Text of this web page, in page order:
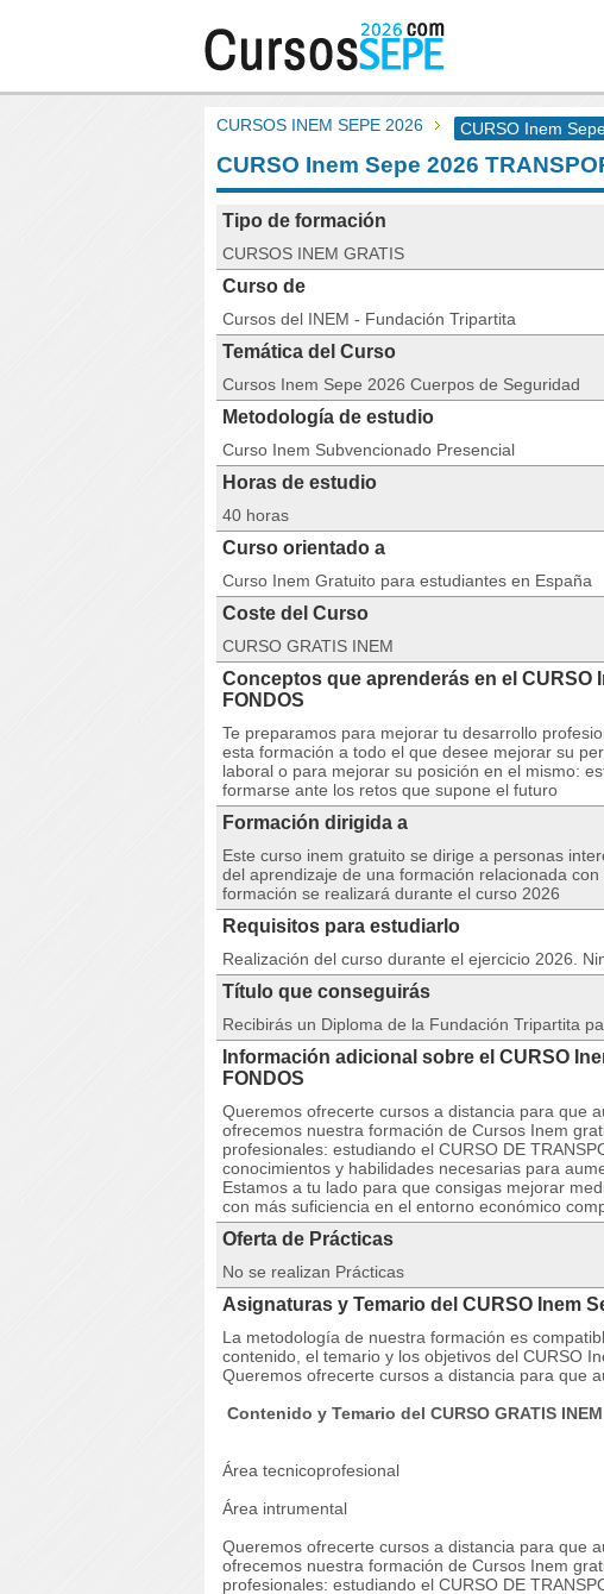
CURSOS INEM SEPE 2026 CURSO Inem
CURSO Inem Sepe 2026
Tipo de formación
CURSOS INEM GRATIS
Curso de
Cursos del INEM - Fundación Tripartita
Temática del Curso
Cursos Inem Sepe 2026 Cuerpos de Seguridad
Metodología de estudio
Curso Inem Subvencionado Presencial
Horas de estudio
40 horas
Curso orientado a
Curso Inem Gratuito para estudiantes en España
Coste del Curso
CURSO GRATIS INEM
Conceptos que aprenderás en el CURSO
FONDOS
Te preparamos para mejorar tu desarrollo
esta formación a todo el que desee mejorar su
laboral o para mejorar su posición en el mismo:
formarse ante los retos que supone el futuro
Formación dirigida a
Este curso inem gratuito se dirige a personas
del aprendizaje de una formación relacionada
formación se realizará durante el curso 2026
Requisitos para estudiarlo
Realización del curso durante el ejercicio 2026.
Título que conseguirás
Recibirás un Diploma de la Fundación Tripartita
Información adicional sobre el CURSO
FONDOS
Queremos ofrecerte cursos a distancia para que
ofrecemos nuestra formación de Cursos Inem
profesionales: estudiando el CURSO DE
conocimientos y habilidades necesarias para
Estamos a tu lado para que consigas mejorar
con más suficiencia en el entorno económico
Oferta de Prácticas
No se realizan Prácticas
Asignaturas y Temario del CURSO Inem
La metodología de nuestra formación es
contenido, el temario y los objetivos del CURSO
Queremos ofrecerte cursos a distancia para que
Contenido y Temario del CURSO GRATIS
Área tecnicoprofesional
Área intrumental
Queremos ofrecerte cursos a distancia para que
ofrecemos nuestra formación de Cursos Inem
profesionales: estudiando el CURSO DE